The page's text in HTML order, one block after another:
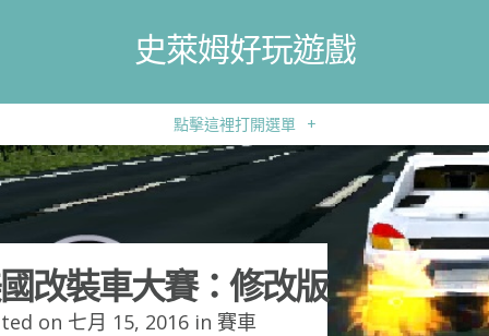
史萊姆好玩遊戲
點擊這裡打開選單 +
改裝車大賽：修改版
on 七月 15, 2016 in 賽車